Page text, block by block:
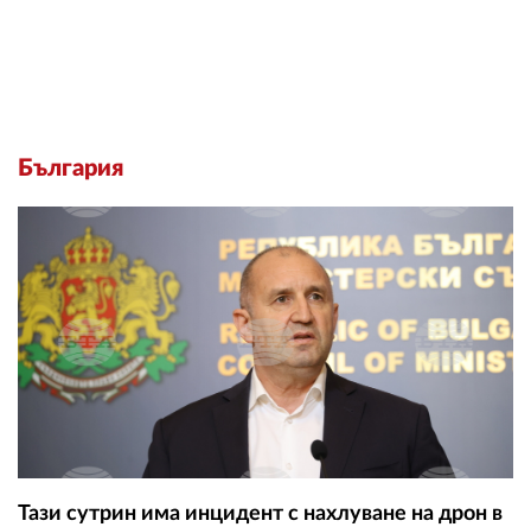
България
Тази сутрин има инцидент с нахлуване на дрон в